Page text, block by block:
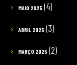
MAIO 2025(4)
ABRIL 2025(3)
MARÇO 2025(2)